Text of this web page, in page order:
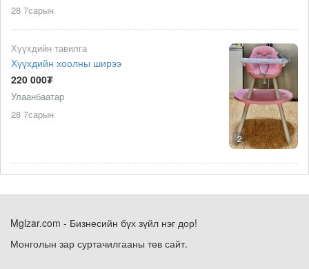
28 7сарын
2
Хүүхдийн тавилга
Хүүхдийн хоолны ширээ
220 000₮
Улаанбаатар
28 7сарын
Mglzar.com - Бизнесийн бүх зүйл нэг дор!
Монголын зар суртачилгааны төв сайт.